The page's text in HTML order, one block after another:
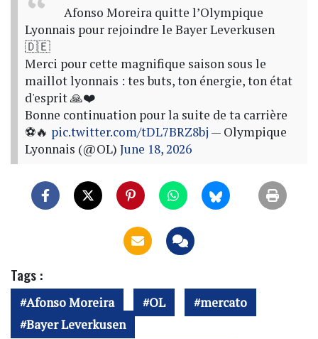
Afonso Moreira quitte l’Olympique
Lyonnais pour rejoindre le Bayer Leverkusen
🇩🇪
Merci pour cette magnifique saison sous le
maillot lyonnais : tes buts, ton énergie, ton état
d'esprit 🙏❤️
Bonne continuation pour la suite de ta carrière
⚽🔥 pic.twitter.com/tDL7BRZ8bj — Olympique
Lyonnais (@OL) June 18, 2026
Tags :
Afonso Moreira OL
mercato
Bayer Leverkusen